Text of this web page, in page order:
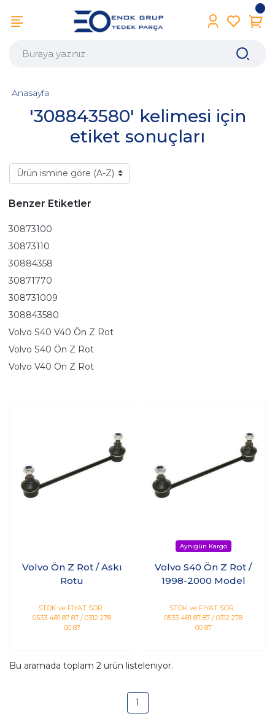
'308843580' kelimesi için
etiket sonuçları
Anasayfa
Benzer Etiketler
30873100
30873110
30884358
30871770
308731009
308843580
Volvo S40 V40 Ön Z Rot
Volvo S40 Ön Z Rot
Volvo V40 Ön Z Rot
Volvo Ön Z Rot / Askı
Rotu
STOK ve FİYAT SOR :
0533 481 87 87 / 0312 278
00 87
Volvo S40 Ön Z Rot /
1998-2000 Model
STOK ve FİYAT SOR :
0533 481 87 87 / 0312 278
00 87
Bu aramada toplam 2 ürün listeleniyor.
1